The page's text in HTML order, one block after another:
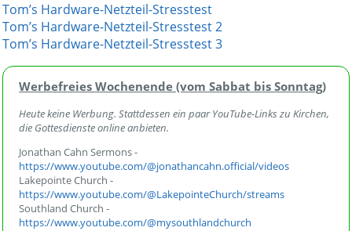
Tom’s Hardware-Netzteil-Stresstest
Tom’s Hardware-Netzteil-Stresstest 2
Tom’s Hardware-Netzteil-Stresstest 3
Werbefreies Wochenende (vom Sabbat bis Sonntag)
Heute keine Werbung. Stattdessen ein paar YouTube-Links zu Kirchen,
die Gottesdienste online anbieten.
Jonathan Cahn Sermons -
https://www.youtube.com/@jonathancahn.official/videos
Lakepointe Church -
https://www.youtube.com/@LakepointeChurch/streams
Southland Church -
https://www.youtube.com/@mysouthlandchurch